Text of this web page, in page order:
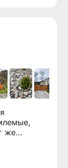
у нас🫪🤣
же
и